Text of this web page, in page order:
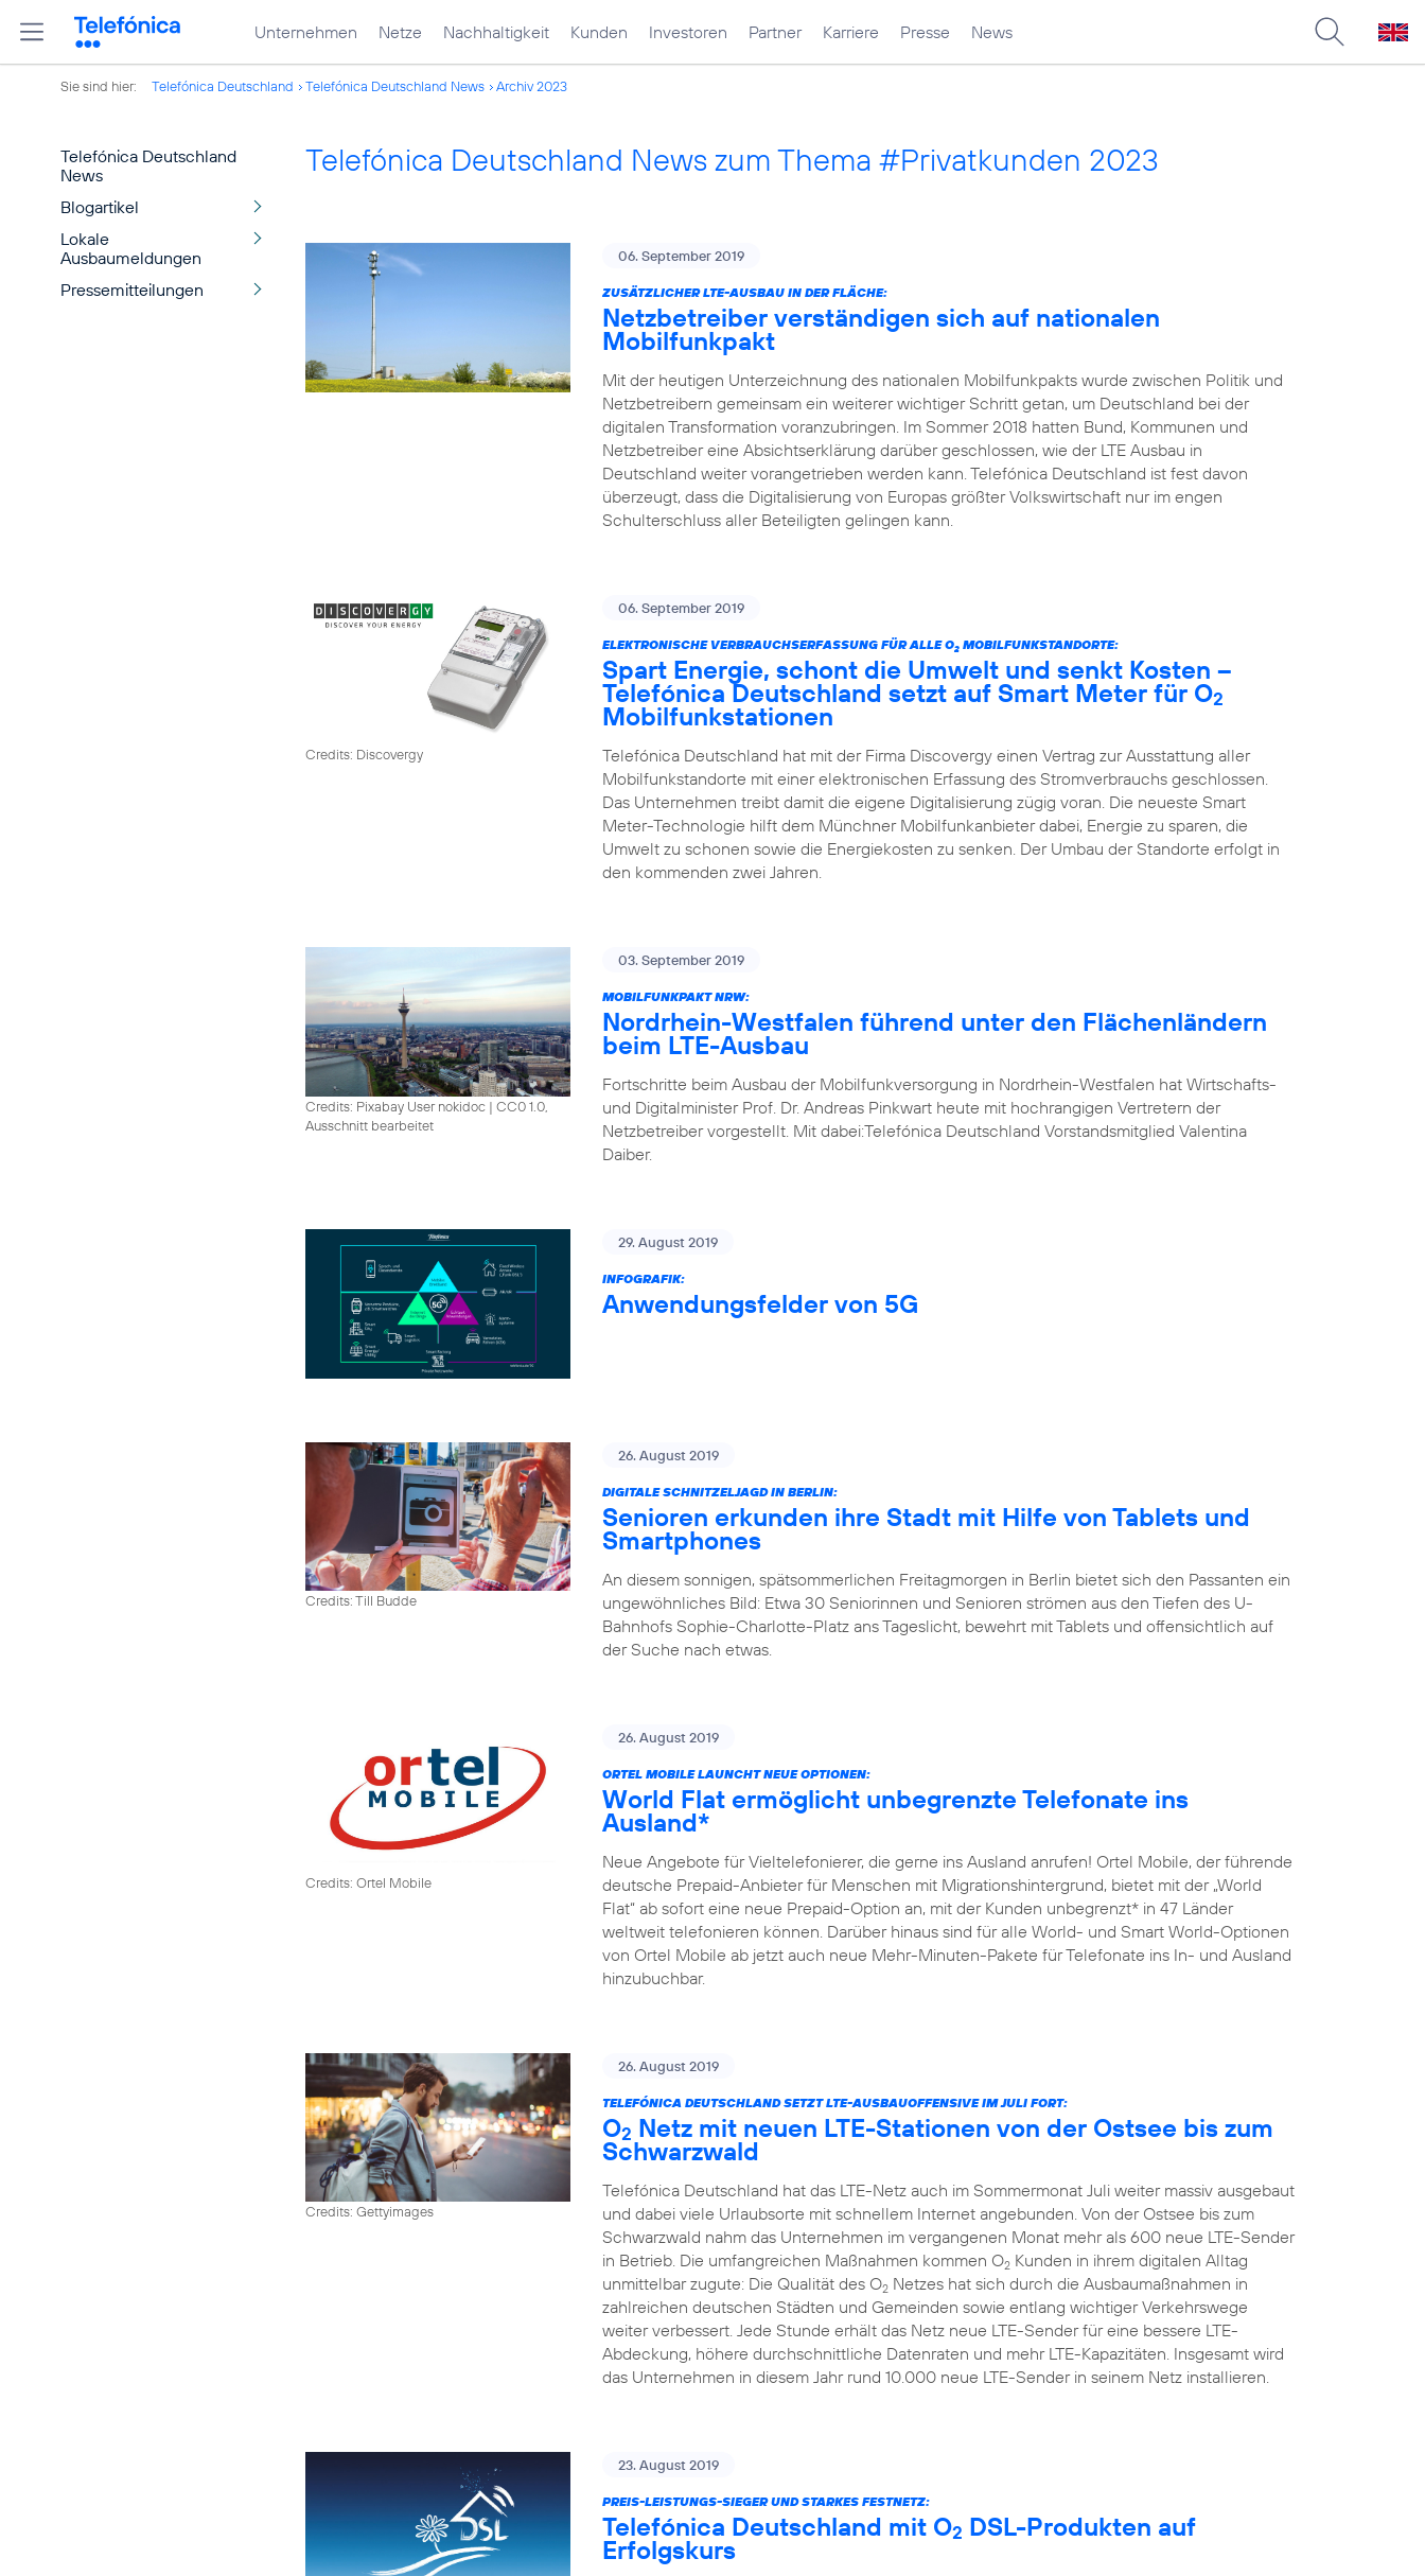
Unternehmen Netze Nachhaltigkeit Kunden Investoren Partner Karriere Presse News
Sie sind hier: Telefónica Deutschland Telefónica Deutschland News Archiv 2023
Telefónica Deutschland
News
Blogartikel
Lokale
Ausbaumeldungen
Pressemitteilungen
Telefónica Deutschland News zum Thema #Privatkunden 2023
06. September 2019
ZUSÄTZLICHER LTE-AUSBAU IN DER FLÄCHE:
Netzbetreiber verständigen sich auf nationalen
Mobilfunkpakt
Mit der heutigen Unterzeichnung des nationalen Mobilfunkpakts wurde zwischen Politik und
Netzbetreibern gemeinsam ein weiterer wichtiger Schritt getan, um Deutschland bei der
digitalen Transformation voranzubringen. Im Sommer 2018 hatten Bund, Kommunen und
Netzbetreiber eine Absichtserklärung darüber geschlossen, wie der LTE Ausbau in
Deutschland weiter vorangetrieben werden kann. Telefónica Deutschland ist fest davon
überzeugt, dass die Digitalisierung von Europas größter Volkswirtschaft nur im engen
Schulterschluss aller Beteiligten gelingen kann.
Credits: Discovergy
06. September 2019
ELEKTRONISCHE VERBRAUCHSERFASSUNG FÜR ALLE O2 MOBILFUNKSTANDORTE:
Spart Energie, schont die Umwelt und senkt Kosten –
Telefónica Deutschland setzt auf Smart Meter für O2
Mobilfunkstationen
Telefónica Deutschland hat mit der Firma Discovergy einen Vertrag zur Ausstattung aller
Mobilfunkstandorte mit einer elektronischen Erfassung des Stromverbrauchs geschlossen.
Das Unternehmen treibt damit die eigene Digitalisierung zügig voran. Die neueste Smart
Meter-Technologie hilft dem Münchner Mobilfunkanbieter dabei, Energie zu sparen, die
Umwelt zu schonen sowie die Energiekosten zu senken. Der Umbau der Standorte erfolgt in
den kommenden zwei Jahren.
Credits: Pixabay User nokidoc | CC0 1.0,
Ausschnitt bearbeitet
03. September 2019
MOBILFUNKPAKT NRW:
Nordrhein-Westfalen führend unter den Flächenländern
beim LTE-Ausbau
Fortschritte beim Ausbau der Mobilfunkversorgung in Nordrhein-Westfalen hat Wirtschafts-
und Digitalminister Prof. Dr. Andreas Pinkwart heute mit hochrangigen Vertretern der
Netzbetreiber vorgestellt. Mit dabei:Telefónica Deutschland Vorstandsmitglied Valentina
Daiber.
29. August 2019
INFOGRAFIK:
Anwendungsfelder von 5G
Credits: Till Budde
26. August 2019
DIGITALE SCHNITZELJAGD IN BERLIN:
Senioren erkunden ihre Stadt mit Hilfe von Tablets und
Smartphones
An diesem sonnigen, spätsommerlichen Freitagmorgen in Berlin bietet sich den Passanten ein
ungewöhnliches Bild: Etwa 30 Seniorinnen und Senioren strömen aus den Tiefen des U-
Bahnhofs Sophie-Charlotte-Platz ans Tageslicht, bewehrt mit Tablets und offensichtlich auf
der Suche nach etwas.
Credits: Ortel Mobile
26. August 2019
ORTEL MOBILE LAUNCHT NEUE OPTIONEN:
World Flat ermöglicht unbegrenzte Telefonate ins
Ausland*
Neue Angebote für Vieltelefonierer, die gerne ins Ausland anrufen! Ortel Mobile, der führende
deutsche Prepaid-Anbieter für Menschen mit Migrationshintergrund, bietet mit der „World
Flat“ ab sofort eine neue Prepaid-Option an, mit der Kunden unbegrenzt* in 47 Länder
weltweit telefonieren können. Darüber hinaus sind für alle World- und Smart World-Optionen
von Ortel Mobile ab jetzt auch neue Mehr-Minuten-Pakete für Telefonate ins In- und Ausland
hinzubuchbar.
Credits: Gettyimages
26. August 2019
TELEFÓNICA DEUTSCHLAND SETZT LTE-AUSBAUOFFENSIVE IM JULI FORT:
O2 Netz mit neuen LTE-Stationen von der Ostsee bis zum
Schwarzwald
Telefónica Deutschland hat das LTE-Netz auch im Sommermonat Juli weiter massiv ausgebaut
und dabei viele Urlaubsorte mit schnellem Internet angebunden. Von der Ostsee bis zum
Schwarzwald nahm das Unternehmen im vergangenen Monat mehr als 600 neue LTE-Sender
in Betrieb. Die umfangreichen Maßnahmen kommen O2 Kunden in ihrem digitalen Alltag
unmittelbar zugute: Die Qualität des O2 Netzes hat sich durch die Ausbaumaßnahmen in
zahlreichen deutschen Städten und Gemeinden sowie entlang wichtiger Verkehrswege
weiter verbessert. Jede Stunde erhält das Netz neue LTE-Sender für eine bessere LTE-
Abdeckung, höhere durchschnittliche Datenraten und mehr LTE-Kapazitäten. Insgesamt wird
das Unternehmen in diesem Jahr rund 10.000 neue LTE-Sender in seinem Netz installieren.
23. August 2019
PREIS-LEISTUNGS-SIEGER UND STARKES FESTNETZ:
Telefónica Deutschland mit O2 DSL-Produkten auf
Erfolgskurs